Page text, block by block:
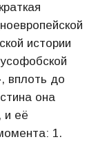
истории
вплоть до
она
и её
1.